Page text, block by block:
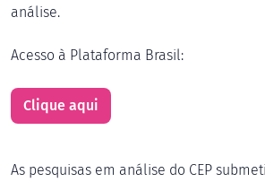
análise.
Acesso à Plataforma Brasil:
Clique aqui
As pesquisas em análise do CEP